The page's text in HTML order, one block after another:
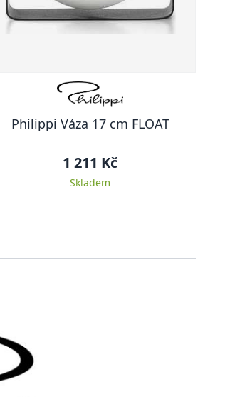
Philippi Váza 17 cm FLOAT
1 211 Kč
Skladem